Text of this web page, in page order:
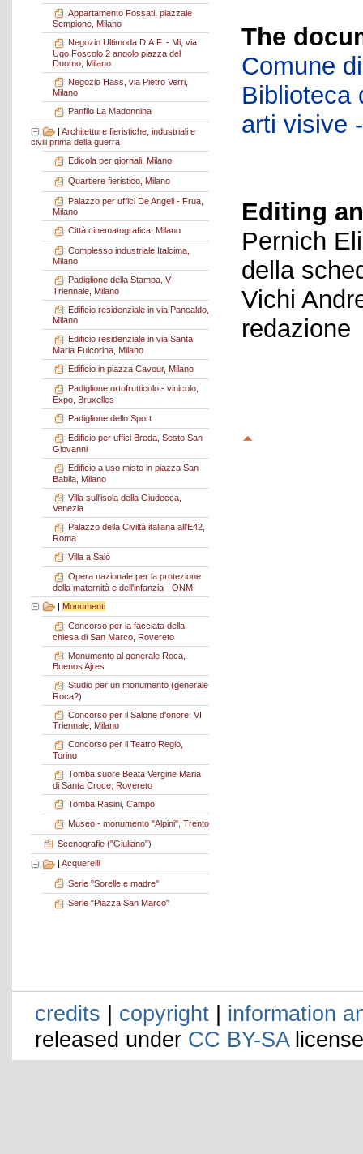
Appartamento Fossati, piazzale
Sempione, Milano
Negozio Ultimoda D.A.F. - Mi, via
Ugo Foscolo 2 angolo piazza del
Duomo, Milano
Negozio Hass, via Pietro Verri,
Milano
Panfilo La Madonnina
| Architetture fieristiche, industriali e
civili prima della guerra
Edicola per giornali, Milano
Quartiere fieristico, Milano
Palazzo per uffici De Angeli - Frua,
Milano
Città cinematografica, Milano
Complesso industriale Italcima,
Milano
Padiglione della Stampa, V
Triennale, Milano
Edificio residenziale in via Pancaldo,
Milano
Edificio residenziale in via Santa
Maria Fulcorina, Milano
Edificio in piazza Cavour, Milano
Padiglione ortofrutticolo - vinicolo,
Expo, Bruxelles
Padiglione dello Sport
Edificio per uffici Breda, Sesto San
Giovanni
Edificio a uso misto in piazza San
Babila, Milano
Villa sull'isola della Giudecca,
Venezia
Palazzo della Civiltà italiana all'E42,
Roma
Villa a Salò
Opera nazionale per la protezione
della maternità e dell'infanzia - ONMI
| Monumenti
Concorso per la facciata della
chiesa di San Marco, Rovereto
Monumento al generale Roca,
Buenos Ajres
Studio per un monumento (generale
Roca?)
Concorso per il Salone d'onore, VI
Triennale, Milano
Concorso per il Teatro Regio,
Torino
Tomba suore Beata Vergine Maria
di Santa Croce, Rovereto
Tomba Rasini, Campo
Museo - monumento "Alpini", Trento
Scenografie ("Giuliano")
Acquerelli
Serie "Sorelle e madre"
Serie "Piazza San Marco"
The
Comune
Biblioteca
arti visive
Editing
Pernich
della
Vichi
redazione
credits | copyright | information
released under CC BY-SA